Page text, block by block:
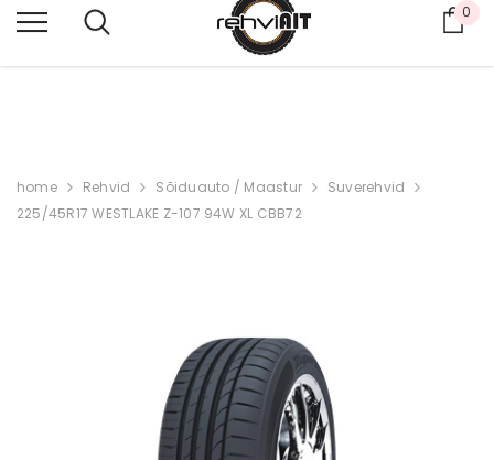
PAKUME KA LAIAS VALIKUS KASUTATUD REHVE,
ÜSI PAKKUMIST 53462990
0
home Rehvid Sõiduauto / Maastur
Suverehvid
225/45R17 WESTLAKE Z-107 94W XL CBB72